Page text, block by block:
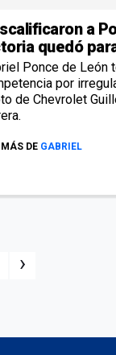
a
quedó
Ponce de León
por
de Chevrolet
DE GABRIEL
›